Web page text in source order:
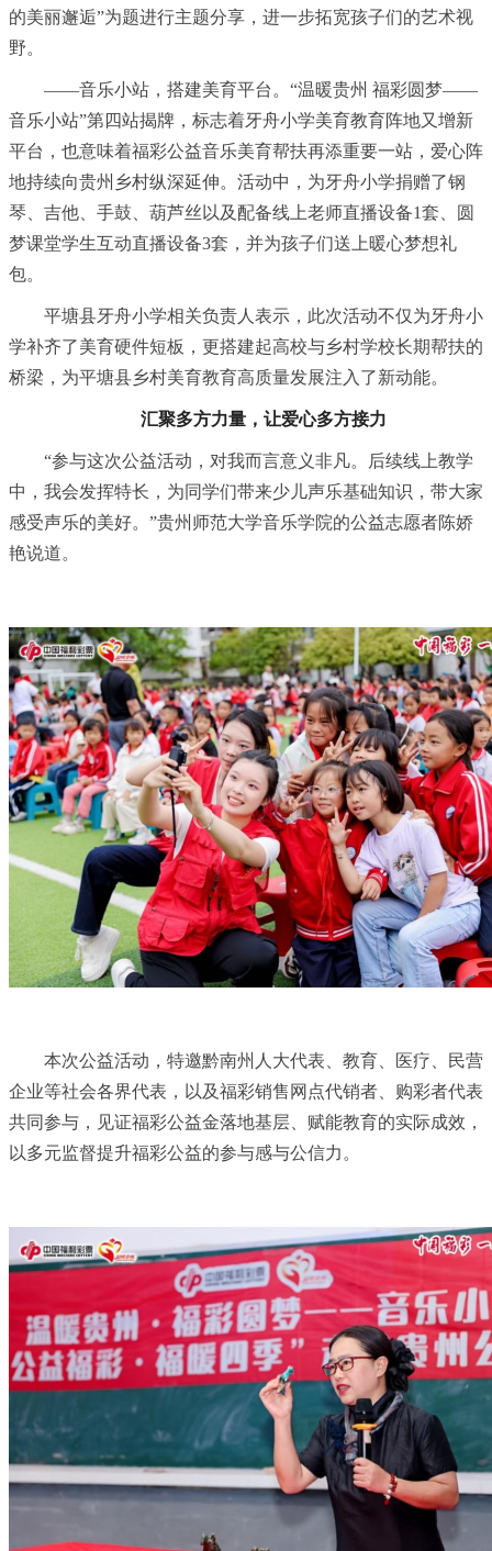
的美丽邂逅”为题进行主题分享，进一步拓宽孩子们的艺术视
野。
——音乐小站，搭建美育平台。“温暖贵州 福彩圆梦——
音乐小站”第四站揭牌，标志着牙舟小学美育教育阵地又增新
平台，也意味着福彩公益音乐美育帮扶再添重要一站，爱心阵
地持续向贵州乡村纵深延伸。活动中，为牙舟小学捐赠了钢
琴、吉他、手鼓、葫芦丝以及配备线上老师直播设备1套、圆
梦课堂学生互动直播设备3套，并为孩子们送上暖心梦想礼
包。
平塘县牙舟小学相关负责人表示，此次活动不仅为牙舟小
学补齐了美育硬件短板，更搭建起高校与乡村学校长期帮扶的
桥梁，为平塘县乡村美育教育高质量发展注入了新动能。
汇聚多方力量，让爱心多方接力
“参与这次公益活动，对我而言意义非凡。后续线上教学
中，我会发挥特长，为同学们带来少儿声乐基础知识，带大家
感受声乐的美好。”贵州师范大学音乐学院的公益志愿者陈娇
艳说道。
本次公益活动，特邀黔南州人大代表、教育、医疗、民营
企业等社会各界代表，以及福彩销售网点代销者、购彩者代表
共同参与，见证福彩公益金落地基层、赋能教育的实际成效，
以多元监督提升福彩公益的参与感与公信力。